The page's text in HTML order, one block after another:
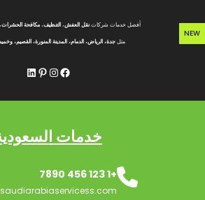
إلى
المحتوى
NEW
أفضل خدمات شركاتنقل العفش،التنظيف،مكافحة الحشرات
مثلجدة، الرياض، الدمام، المدينة المنورة، القصيم،
فيسبوك إنستجرام بينتريستلينكد إن
خدمات
+1 123 456 7890